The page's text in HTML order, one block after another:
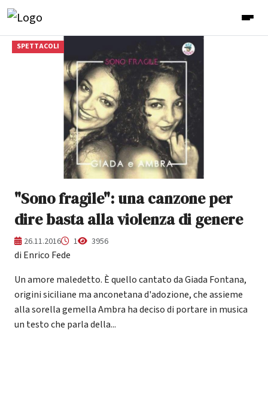
SPETTACOLI
"Sono fragile": una canzone per
dire basta alla violenza di genere
26.11.2016 1 3956
di Enrico Fede
Un amore maledetto. È quello cantato da Giada Fontana,
origini siciliane ma anconetana d'adozione, che assieme
alla sorella gemella Ambra ha deciso di portare in musica
un testo che parla della...